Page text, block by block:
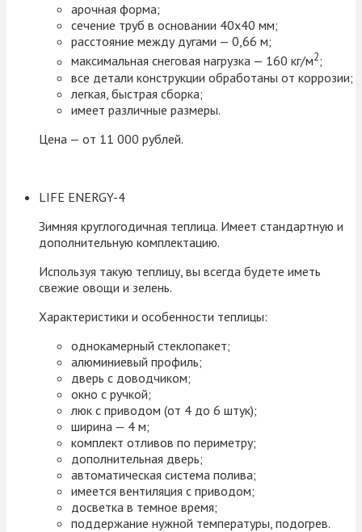
арочная форма;
сечение труб в основании 40х40 мм;
расстояние между дугами — 0,66 м;
максимальная снеговая нагрузка — 160 кг/м2;
все детали конструкции обработаны от коррозии;
легкая, быстрая сборка;
имеет различные размеры.
Цена — от 11 000 рублей.
LIFE ENERGY-4
Зимняя круглогодичная теплица. Имеет стандартную и
дополнительную комплектацию.
Используя такую теплицу, вы всегда будете иметь
свежие овощи и зелень.
Характеристики и особенности теплицы:
однокамерный стеклопакет;
алюминиевый профиль;
дверь с доводчиком;
окно с ручкой;
люк с приводом (от 4 до 6 штук);
ширина — 4 м;
комплект отливов по периметру;
дополнительная дверь;
автоматическая система полива;
имеется вентиляция с приводом;
досветка в темное время;
поддержание нужной температуры, подогрев.